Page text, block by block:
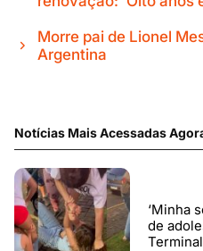
Morre pai de Lionel
Argentina
Notícias Mais Acessadas
‘Minha
de